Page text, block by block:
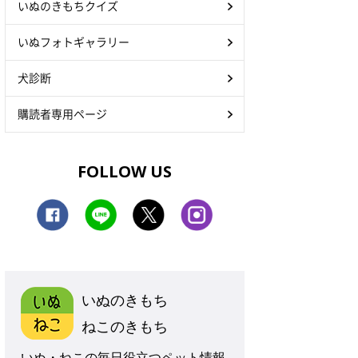
いぬのきもちクイズ
いぬフォトギャラリー
犬診断
購読者専用ページ
FOLLOW US
いぬのきもち
ねこのきもち